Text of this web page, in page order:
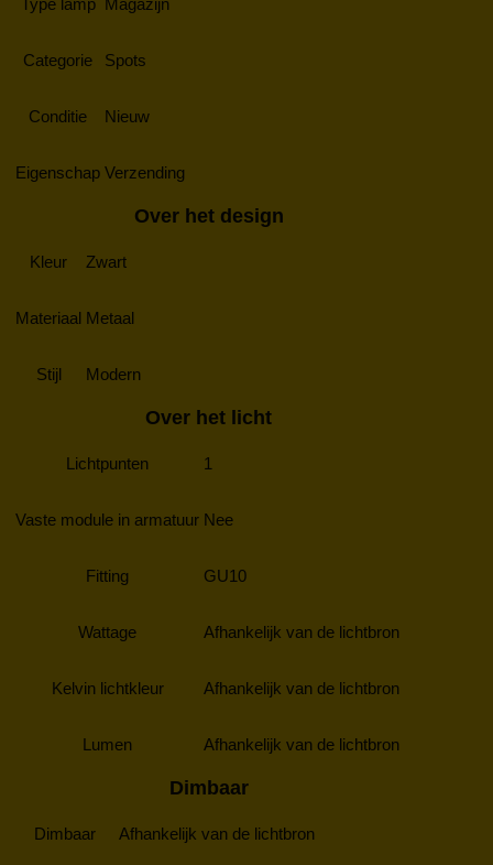
Type lamp Magazijn
Categorie Spots
Conditie Nieuw
Eigenschap Verzending
Over het design
Kleur Zwart
Materiaal Metaal
Stijl Modern
Over het licht
Lichtpunten 1
Vaste module in armatuur Nee
Fitting GU10
Wattage Afhankelijk van de lichtbron
Kelvin lichtkleur Afhankelijk van de lichtbron
Lumen Afhankelijk van de lichtbron
Dimbaar
Dimbaar Afhankelijk van de lichtbron